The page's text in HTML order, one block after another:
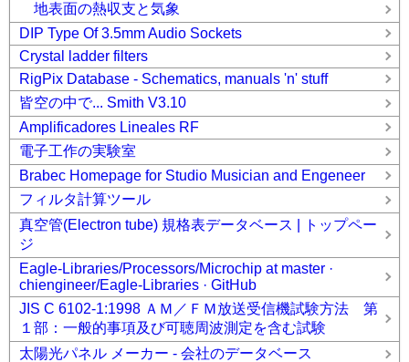
地表面の熱収支と気象
DIP Type Of 3.5mm Audio Sockets
Crystal ladder filters
RigPix Database - Schematics, manuals 'n' stuff
皆空の中で... Smith V3.10
Amplificadores Lineales RF
電子工作の実験室
Brabec Homepage for Studio Musician and Engeneer
フィルタ計算ツール
真空管(Electron tube) 規格表データベース | トップペー
ジ
Eagle-Libraries/Processors/Microchip at master ·
chiengineer/Eagle-Libraries · GitHub
JIS C 6102-1:1998 ＡＭ／ＦＭ放送受信機試験方法 第
１部：一般的事項及び可聴周波測定を含む試験
太陽光パネル メーカー - 会社のデータベース